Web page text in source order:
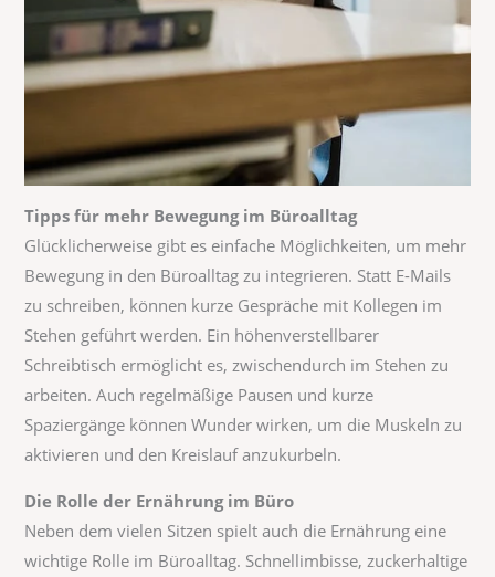
Tipps für mehr Bewegung im Büroalltag
Glücklicherweise gibt es einfache Möglichkeiten, um mehr
Bewegung in den Büroalltag zu integrieren. Statt E-Mails
zu schreiben, können kurze Gespräche mit Kollegen im
Stehen geführt werden. Ein höhenverstellbarer
Schreibtisch ermöglicht es, zwischendurch im Stehen zu
arbeiten. Auch regelmäßige Pausen und kurze
Spaziergänge können Wunder wirken, um die Muskeln zu
aktivieren und den Kreislauf anzukurbeln.
Die Rolle der Ernährung im Büro
Neben dem vielen Sitzen spielt auch die Ernährung eine
wichtige Rolle im Büroalltag. Schnellimbisse, zuckerhaltige